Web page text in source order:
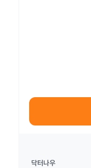
닥터나우